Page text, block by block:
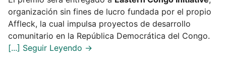
organización sin fines de lucro fundada por el propio
Affleck, la cual impulsa proyectos de desarrollo
comunitario en la República Democrática del Congo.